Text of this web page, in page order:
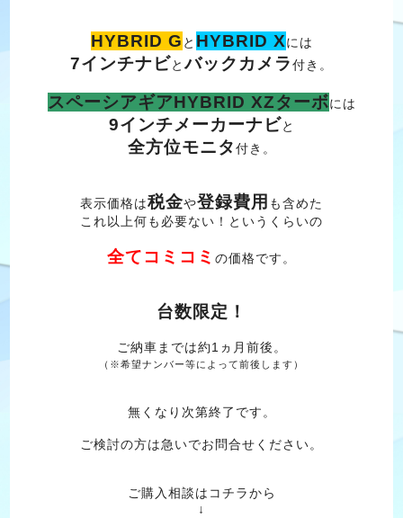
HYBRID G と HYBRID Xには
7インチナビとバックカメラ付き。
スペーシアギアHYBRID XZターボには
9インチメーカーナビと
全方位モニタ付き。
表示価格は税金や登録費用 も含めた
これ以上何も必要ない！というくらいの
全てコミコミ の価格です。
台数限定！
ご納車までは約1ヵ月前後。
（※希望ナンバー等によって前後します）
無くなり次第終了です。
ご検討の方は急いでお問合せください。
ご購入相談はコチラから
↓